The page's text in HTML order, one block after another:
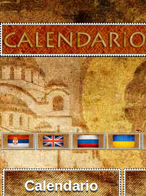
Calendario